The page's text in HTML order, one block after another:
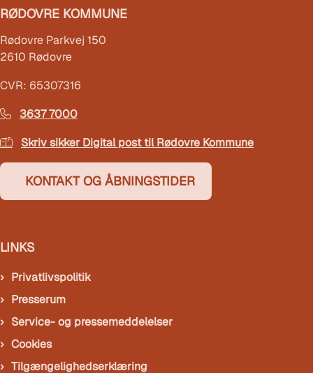
RØDOVRE KOMMUNE
Rødovre Parkvej 150
2610 Rødovre
CVR: 65307316
3637 7000
Skriv sikker Digital post til Rødovre Kommune
KONTAKT OG ÅBNINGSTIDER
LINKS
Privatlivspolitik
Presserum
Service- og pressemeddelelser
Cookies
Tilgængelighedserklæring